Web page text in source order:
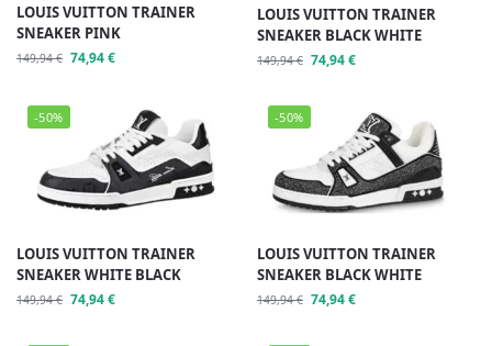
LOUIS VUITTON TRAINER
SNEAKER PINK
149,94€ 74,94€
LOUIS VUITTON TRAINER
SNEAKER BLACK WHITE
149,94€ 74,94€
-50%
LOUIS VUITTON TRAINER
SNEAKER WHITE BLACK
149,94€ 74,94€
-50%
LOUIS VUITTON TRAINER
SNEAKER BLACK WHITE
149,94€ 74,94€